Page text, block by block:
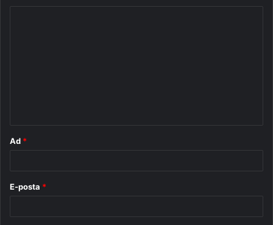
Ad *
E-posta *